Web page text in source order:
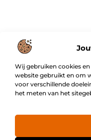
Wij gebruiken cookies
website gebruikt en om
voor verschillende
het meten van het